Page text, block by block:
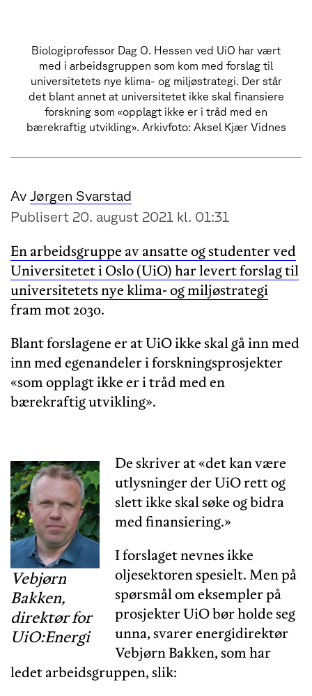
Biologiprofessor Dag O. Hessen ved UiO har vært
med i arbeidsgruppen som kom med forslag til
universitetets nye klima- og miljøstrategi. Der står
det blant annet at universitetet ikke skal finansiere
forskning som «opplagt ikke er i tråd med en
bærekraftig utvikling». Arkivfoto: Aksel Kjær Vidnes
Av Jørgen Svarstad
Publisert 20. august 2021 kl. 01:31
En arbeidsgruppe av ansatte og studenter ved
Universitetet i Oslo (UiO) har levert forslag til
universitetets nye klima- og miljøstrategi
fram mot 2030.
Blant forslagene er at UiO ikke skal gå inn med
inn med egenandeler i forskningsprosjekter
«som opplagt ikke er i tråd med en
bærekraftig utvikling».
Vebjørn
Bakken,
direktør for
UiO:Energi
De skriver at «det kan være
utlysninger der UiO rett og
slett ikke skal søke og bidra
med finansiering.»
I forslaget nevnes ikke
oljesektoren spesielt. Men på
spørsmål om eksempler på
prosjekter UiO bør holde seg
unna, svarer energidirektør
Vebjørn Bakken, som har
ledet arbeidsgruppen, slik: